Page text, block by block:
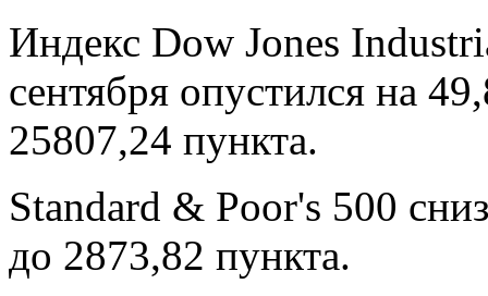
Индекс Dow Jones
сентября опустился на
25807,24 пункта.
Standard & Poor's 500
до 2873,82 пункта.